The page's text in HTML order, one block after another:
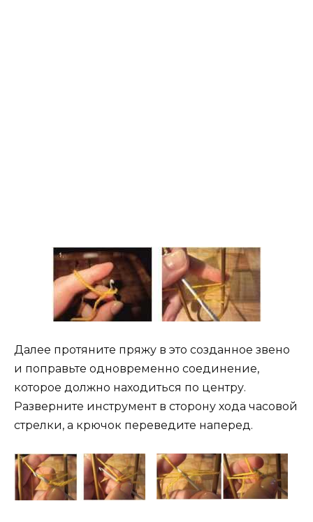
Далее протяните пряжу в это созданное звено
и поправьте одновременно соединение,
которое должно находиться по центру.
Разверните инструмент в сторону хода часовой
стрелки, а крючок переведите наперед.